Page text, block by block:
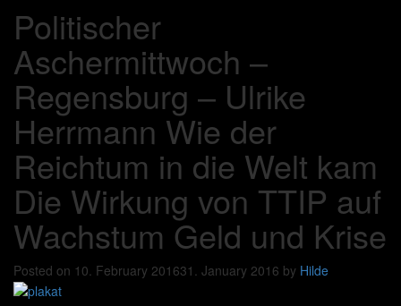
Politischer
Aschermittwoch –
Regensburg – Ulrike
Herrmann Wie der
Reichtum in die Welt kam
Die Wirkung von TTIP auf
Wachstum Geld und Krise
Posted on 10. February 201631. January 2016 by Hilde